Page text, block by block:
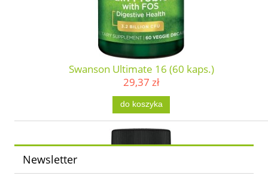
Swanson Ultimate 16 (60 kaps.)
29,37 zł
do koszyka
Newsletter